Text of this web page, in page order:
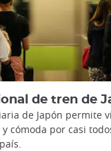
frente a pases regionales de tren:
de Japón permite
cómoda por casi